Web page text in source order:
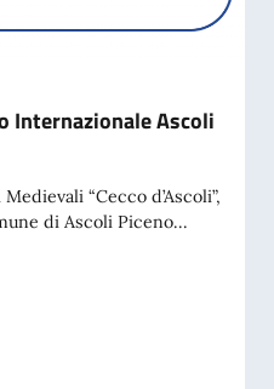
Internazionale Ascoli
“Cecco d’Ascoli”,
di Ascoli Piceno...
Internazionale Ascoli Piceno